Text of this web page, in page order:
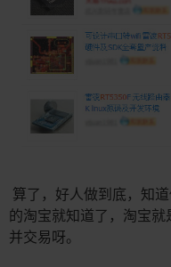
算了，好人做到底，知
的淘宝就知道了，淘宝
并交易呀。